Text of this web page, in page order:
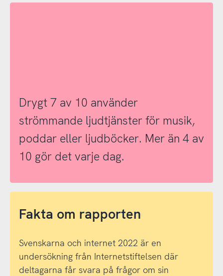
Drygt 7 av 10 använder
strömmande ljudtjänster för musik,
poddar eller ljudböcker. Mer än 4 av
10 gör det varje dag.
Fakta om rapporten
Svenskarna och internet 2022 är en
undersökning från Internetstiftelsen där
deltagarna får svara på frågor om sin